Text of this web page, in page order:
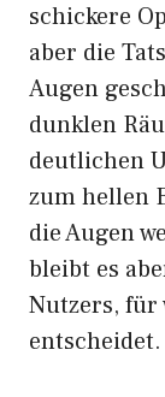
schickere
aber die
Augen
dunklen
deutlichen
zum hellen
die Augen
bleibt es
Nutzers, für
entscheidet.